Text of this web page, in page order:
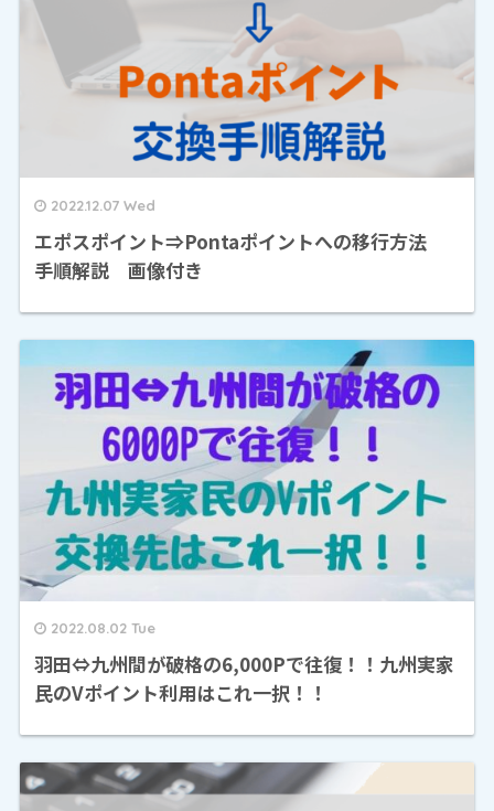
2022.12.07 Wed
エポスポイント⇒Pontaポイントへの移行方法
手順解説 画像付き
2022.08.02 Tue
羽田⇔九州間が破格の6,000Pで往復！！九州実家
民のVポイント利用はこれ一択！！